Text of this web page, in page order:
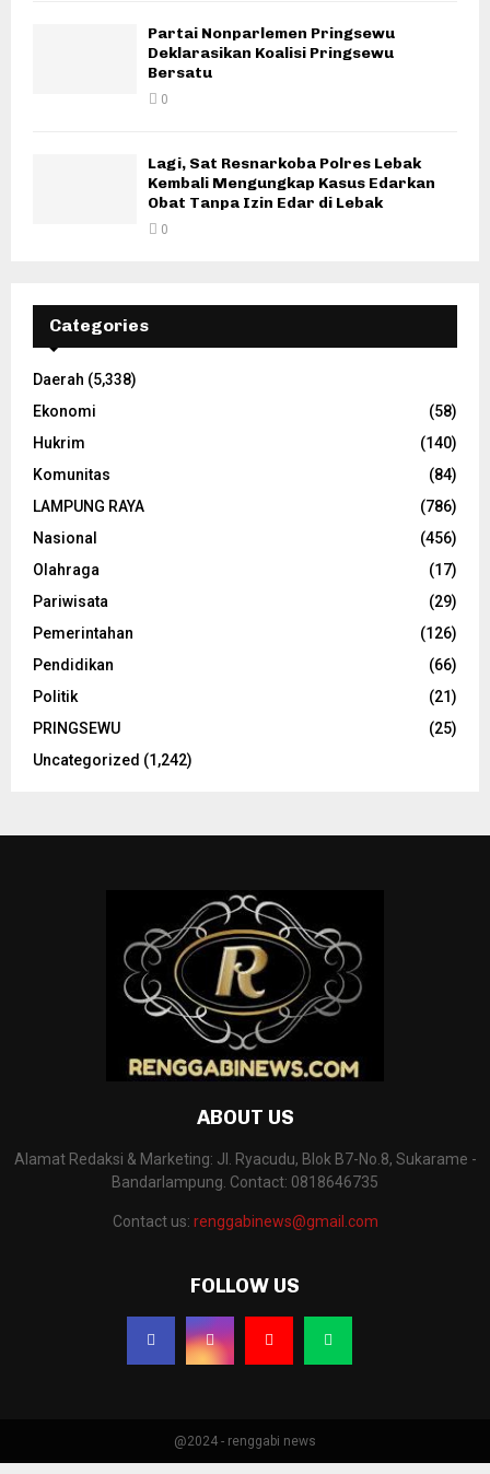
Partai Nonparlemen Pringsewu
Deklarasikan Koalisi Pringsewu
Bersatu
0
Lagi, Sat Resnarkoba Polres Lebak
Kembali Mengungkap Kasus Edarkan
Obat Tanpa Izin Edar di Lebak
0
Categories
Daerah (5,338)
Ekonomi
(58)
Hukrim
(140)
Komunitas
(84)
LAMPUNG RAYA
(786)
Nasional
(456)
Olahraga
(17)
Pariwisata
(29)
Pemerintahan
(126)
Pendidikan
(66)
Politik
(21)
PRINGSEWU
(25)
Uncategorized (1,242)
ABOUT US
Alamat Redaksi & Marketing: Jl. Ryacudu, Blok B7-No.8, Sukarame -
Bandarlampung. Contact: 0818646735
Contact us: renggabinews@gmail.com
FOLLOW US
@2024 - renggabi news